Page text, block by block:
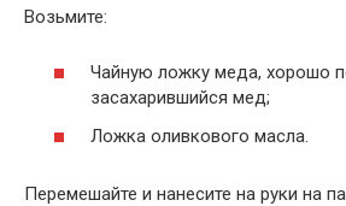
Возьмите:
Чайную ложку меда, хорошо
засахарившийся мед;
Ложка оливкового масла.
Перемешайте и нанесите на руки на